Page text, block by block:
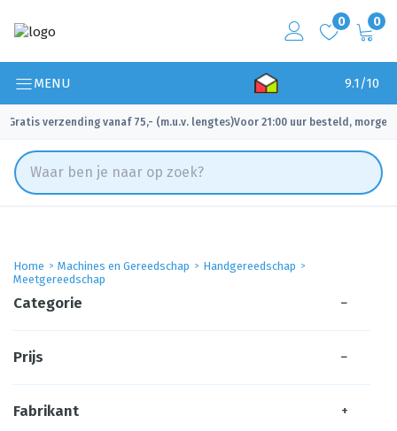
0 0
MENU 9.1/10
Gratis verzending vanaf 75,- (m.u.v. lengtes)
✓ Voor 21:00 uur besteld, morgen
Home Machines en Gereedschap
Handgereedschap
Meetgereedschap
Categorie −
Prijs −
Fabrikant +